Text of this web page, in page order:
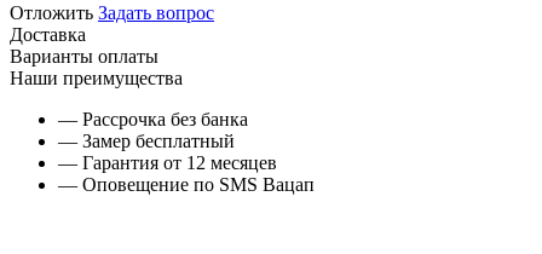
Отложить Задать вопрос
Доставка
Варианты оплаты
Наши преимущества
— Рассрочка без банка
— Замер бесплатный
— Гарантия от 12 месяцев
— Оповещение по SMS Вацап